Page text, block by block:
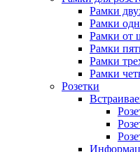
Рамки
Рамки
Рамки от
Рамки
Рамки
Рамки
Розетки